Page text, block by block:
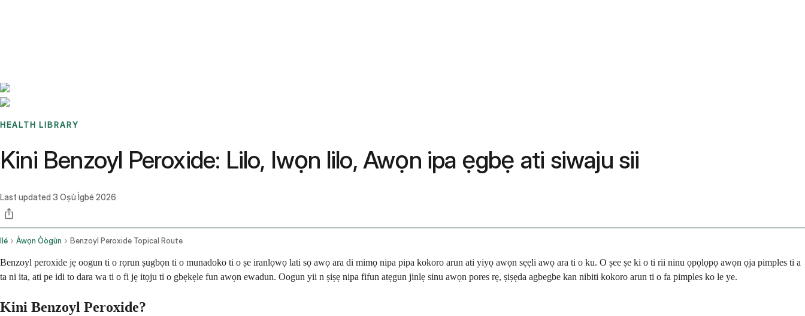
HEALTH LIBRARY
Kini Benzoyl Peroxide: Lilo, Iwọn lilo, Awọn ipa ẹgbẹ ati siwaju sii
Last updated 3 Oṣù Ìgbé 2026
Ilé Àwọn Òògùn Benzoyl Peroxide Topical Route
Benzoyl peroxide jẹ oogun ti o rọrun ṣugbọn ti o munadoko ti o ṣe iranlọwọ lati sọ awọ ara di mimọ nipa pipa kokoro arun ati yiyọ awọn sẹẹli awọ ara ti o ku. O ṣee ṣe ki o ti rii ninu ọpọlọpọ awọn ọja pimples ti a
ta ni ita, ati pe idi to dara wa ti o fi jẹ itọju ti o gbẹkẹle fun awọn ewadun. Oogun yii n ṣiṣẹ nipa fifun atẹgun jinlẹ sinu awọn pores rẹ, ṣiṣẹda agbegbe kan nibiti kokoro arun ti o fa pimples ko le ye.
Kini Benzoyl Peroxide?